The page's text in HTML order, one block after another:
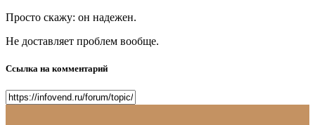
Просто скажу: он надежен.
Не доставляет проблем вообще.
Ссылка на комментарий